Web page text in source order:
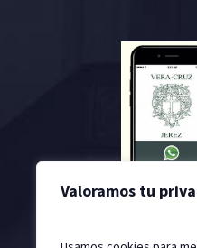
Valoramos tu